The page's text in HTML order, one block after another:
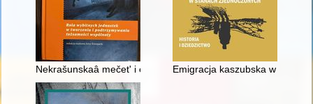
Nekrašunskaâ mečetʹ i ee parafiâ na različnyh ètapah
Emigracja kaszubska w